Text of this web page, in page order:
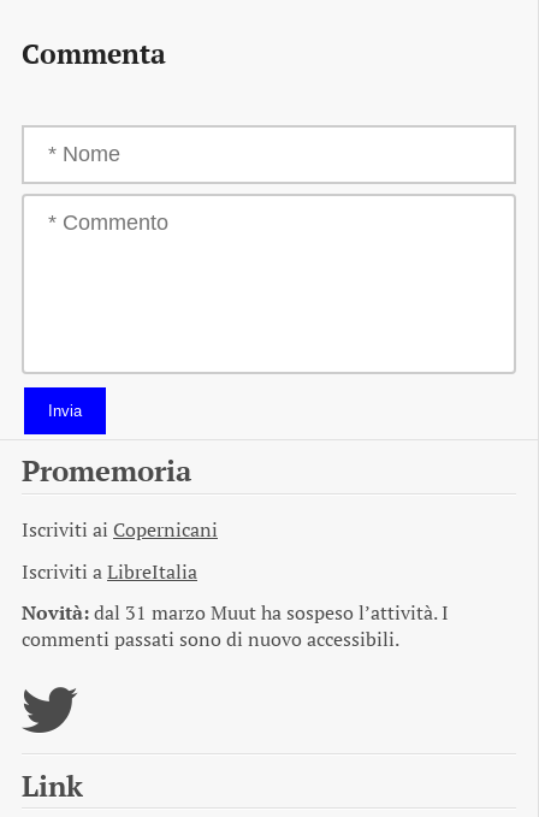
Commenta
Invia
Promemoria
Iscriviti ai Copernicani
Iscriviti aLibreItalia
Novità:dal 31 marzo Muut ha sospeso l’attività. I
commenti passati sono di nuovo accessibili.
Link